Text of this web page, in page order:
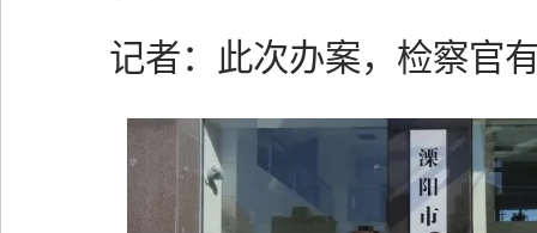
记者：此次办案，检察官有